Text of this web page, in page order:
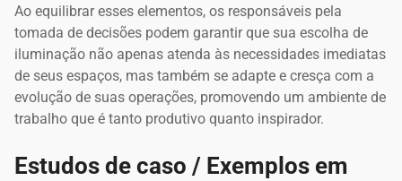
Ao equilibrar esses elementos, os responsáveis pela
tomada de decisões podem garantir que sua escolha de
iluminação não apenas atenda às necessidades imediatas
de seus espaços, mas também se adapte e cresça com a
evolução de suas operações, promovendo um ambiente de
trabalho que é tanto produtivo quanto inspirador.
Estudos de caso / Exemplos em